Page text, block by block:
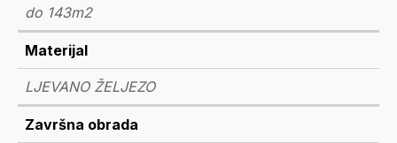
do 143m2
Materijal
LJEVANO ŽELJEZO
Završna obrada